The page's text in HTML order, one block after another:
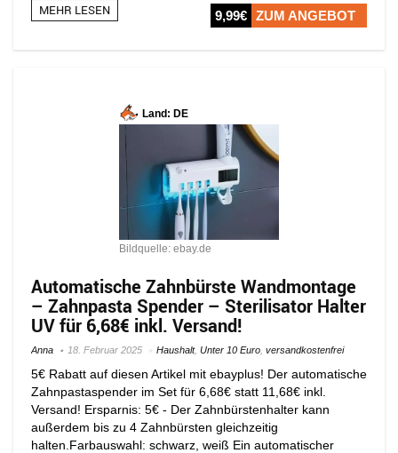
MEHR LESEN 9,99€ ZUM ANGEBOT
Land: DE
Bildquelle: ebay.de
Automatische Zahnbürste Wandmontage
– Zahnpasta Spender – Sterilisator Halter
UV für 6,68€ inkl. Versand!
Anna 18. Februar 2025 Haushalt, Unter 10 Euro versandkostenfrei
5€ Rabatt auf diesen Artikel mit ebayplus! Der automatische
Zahnpastaspender im Set für 6,68€ statt 11,68€ inkl.
Versand! Ersparnis: 5€ - Der Zahnbürstenhalter kann
außerdem bis zu 4 Zahnbürsten gleichzeitig
halten.Farbauswahl: schwarz, weiß Ein automatischer